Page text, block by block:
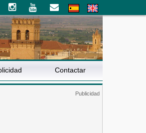
Contactar